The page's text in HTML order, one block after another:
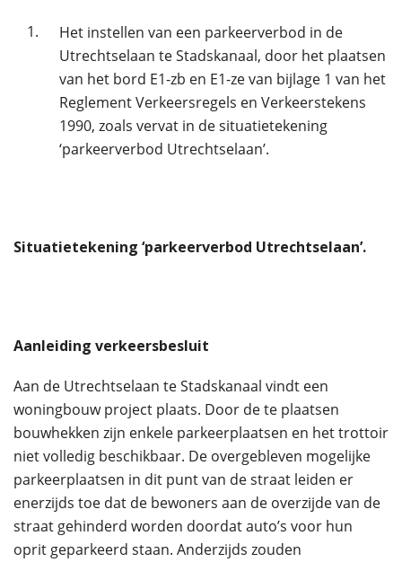
1.
Het instellen van een parkeerverbod in de
Utrechtselaan te Stadskanaal, door het plaatsen
van het bord E1-zb en E1-ze van bijlage 1 van het
Reglement Verkeersregels en Verkeerstekens
1990, zoals vervat in de situatietekening
‘parkeerverbod Utrechtselaan’.
Situatietekening ‘parkeerverbod Utrechtselaan’.
Aanleiding verkeersbesluit
Aan de Utrechtselaan te Stadskanaal vindt een
woningbouw project plaats. Door de te plaatsen
bouwhekken zijn enkele parkeerplaatsen en het trottoir
niet volledig beschikbaar. De overgebleven mogelijke
parkeerplaatsen in dit punt van de straat leiden er
enerzijds toe dat de bewoners aan de overzijde van de
straat gehinderd worden doordat auto’s voor hun
oprit geparkeerd staan. Anderzijds zouden